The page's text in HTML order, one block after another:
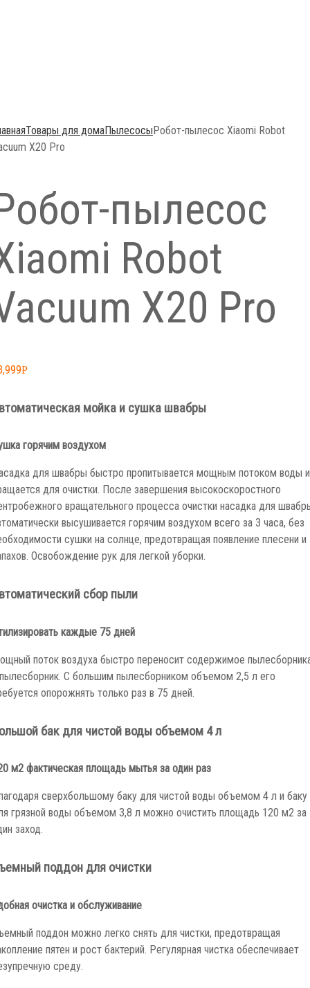
Товары для домаПылесосыРобот-пылесос Xiaomi Robot
X20 Pro
пылесос
Robot
X20 Pro
Р
мойка и сушка швабры
горячим воздухом
для швабры быстро пропитывается мощным потоком воды и
для очистки. После завершения высокоскоростного
вращательного процесса очистки насадка для
высушивается горячим воздухом всего за 3 часа, без
сушки на солнце, предотвращая появление плесени и
Освобождение рук для легкой уборки.
сбор пыли
каждые 75 дней
поток воздуха быстро переносит содержимое
С большим пылесборником объемом 2,5 л его
опорожнять только раз в 75 дней.
бак для чистой воды объемом 4 л
м2 фактическая площадь мытья за один раз
сверхбольшому баку для чистой воды объемом 4 л и баку
грязной воды объемом 3,8 л можно очистить площадь 120 м2 за
заход.
поддон для очистки
очистка и обслуживание
поддон можно легко снять для чистки, предотвращая
пятен и рост бактерий. Регулярная чистка обеспечивает
среду.